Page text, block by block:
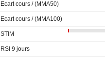
Ecart cours / (MMA50)
Ecart cours / (MMA100)
STIM
RSI 9 jours